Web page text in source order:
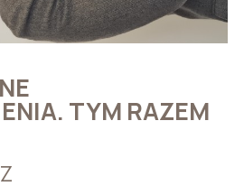
TYM RAZEM